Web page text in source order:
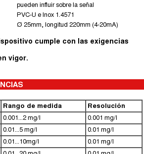
pueden influir sobre la señal
PVC-U e Inox 1.4571
Ø 25mm, longitud 220mm (4-20mA)
cumple con las exigencias
vigor.
Rango de medida
Resolución
0.001...2 mg/l
0.001 mg/l
0.01...5 mg/l
0.01 mg/l
0.01...10mg/l
0.01 mg/l